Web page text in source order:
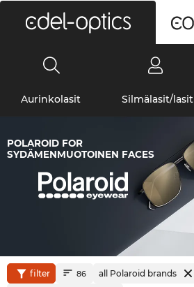
Aurinkolasit Silmälasit/lasit
POLAROID FOR
SYDÄMENMUOTOINEN FACES
filter 86
all Polaroid brands